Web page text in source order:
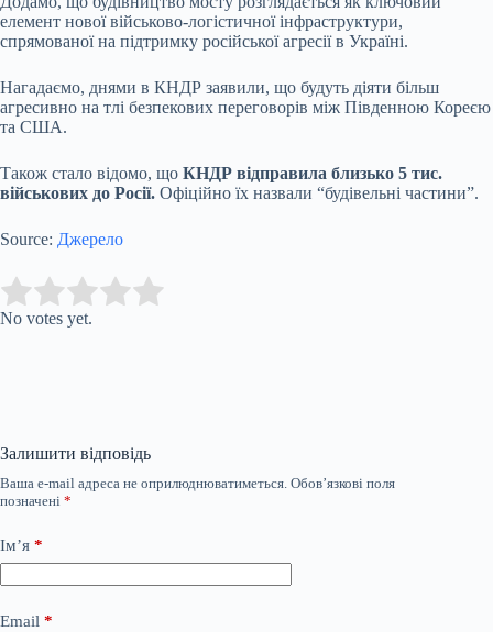
елемент нової військово-логістичної інфраструктури,
спрямованої на підтримку російської агресії в Україні.
Нагадаємо, днями в КНДР заявили, що будуть діяти більш
агресивно на тлі безпекових переговорів між Південною Кореєю
та США.
Також стало відомо, що КНДР відправила близько 5 тис.
військових до Росії. Офіційно їх назвали “будівельні частини”.
Source: Джерело
Rate this item:
No votes yet.
Залишити відповідь
Ваша e-mail адреса не оприлюднюватиметься. Обов’язкові поля
позначені *
Ім’я *
Email *